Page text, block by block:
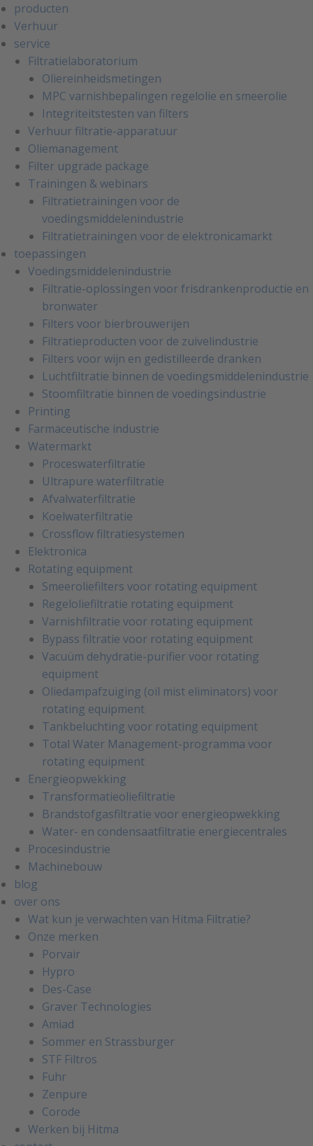
producten
Verhuur
service
Filtratielaboratorium
Oliereinheidsmetingen
MPC varnishbepalingen regelolie en smeerolie
Integriteitstesten van filters
Verhuur filtratie-apparatuur
Oliemanagement
Filter upgrade package
Trainingen & webinars
Filtratietrainingen voor de
voedingsmiddelenindustrie
Filtratietrainingen voor de elektronicamarkt
toepassingen
Voedingsmiddelenindustrie
Filtratie-oplossingen voor frisdrankenproductie en
bronwater
Filters voor bierbrouwerijen
Filtratieproducten voor de zuivelindustrie
Filters voor wijn en gedistilleerde dranken
Luchtfiltratie binnen de voedingsmiddelenindustrie
Stoomfiltratie binnen de voedingsindustrie
Printing
Farmaceutische industrie
Watermarkt
Proceswaterfiltratie
Ultrapure waterfiltratie
Afvalwaterfiltratie
Koelwaterfiltratie
Crossflow filtratiesystemen
Elektronica
Rotating equipment
Smeeroliefilters voor rotating equipment
Regeloliefiltratie rotating equipment
Varnishfiltratie voor rotating equipment
Bypass filtratie voor rotating equipment
Vacuüm dehydratie-purifier voor rotating
equipment
Oliedampafzuiging (oil mist eliminators) voor
rotating equipment
Tankbeluchting voor rotating equipment
Total Water Management-programma voor
rotating equipment
Energieopwekking
Transformatieoliefiltratie
Brandstofgasfiltratie voor energieopwekking
Water- en condensaatfiltratie energiecentrales
Procesindustrie
Machinebouw
blog
over ons
Wat kun je verwachten van Hitma Filtratie?
Onze merken
Porvair
Hypro
Des-Case
Graver Technologies
Amiad
Sommer en Strassburger
STF Filtros
Fuhr
Zenpure
Corode
Werken bij Hitma